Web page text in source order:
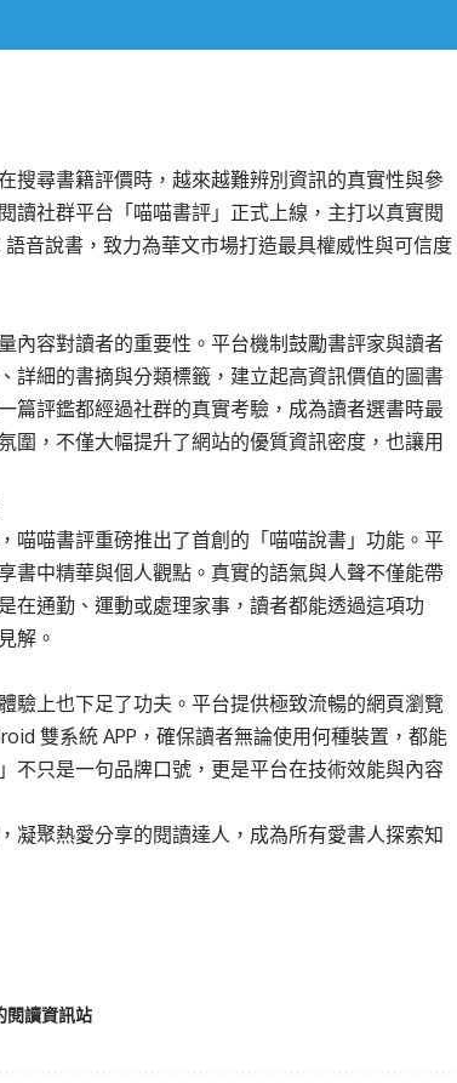
搜尋書籍評價時，越來越難辨別資訊的真實性與參
讀社群平台「喵喵書評」正式上線，主打以真實閱
音說書，致力為華文市場打造最具權威性與可信度
內容對讀者的重要性。平台機制鼓勵書評家與讀者
詳細的書摘與分類標籤，建立起高資訊價值的圖書
篇評鑑都經過社群的真實考驗，成為讀者選書時最
圍，不僅大幅提升了網站的優質資訊密度，也讓用
喵喵書評重磅推出了首創的「喵喵說書」功能。平
書中精華與個人觀點。真實的語氣與人聲不僅能帶
在通勤、運動或處理家事，讀者都能透過這項功
解。
驗上也下足了功夫。平台提供極致流暢的網頁瀏覽
雙系統 APP，確保讀者無論使用何種裝置，都能
不只是一句品牌口號，更是平台在技術效能與內容
凝聚熱愛分享的閱讀達人，成為所有愛書人探索知
閱讀資訊站